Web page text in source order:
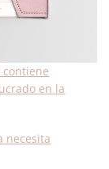
contiene
en la
necesita